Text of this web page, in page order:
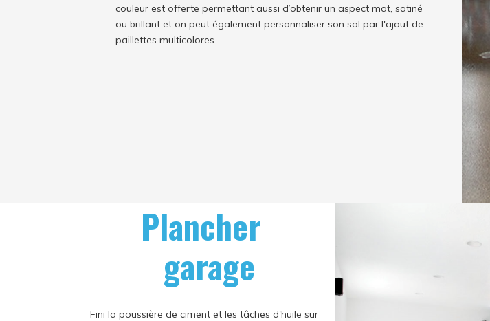
couleur est offerte permettant aussi d’obtenir un aspect mat, satiné
ou brillant et on peut également personnaliser son sol par l'ajout de
paillettes multicolores.
Plancher
garage
Fini la poussière de ciment et les tâches d'huile sur